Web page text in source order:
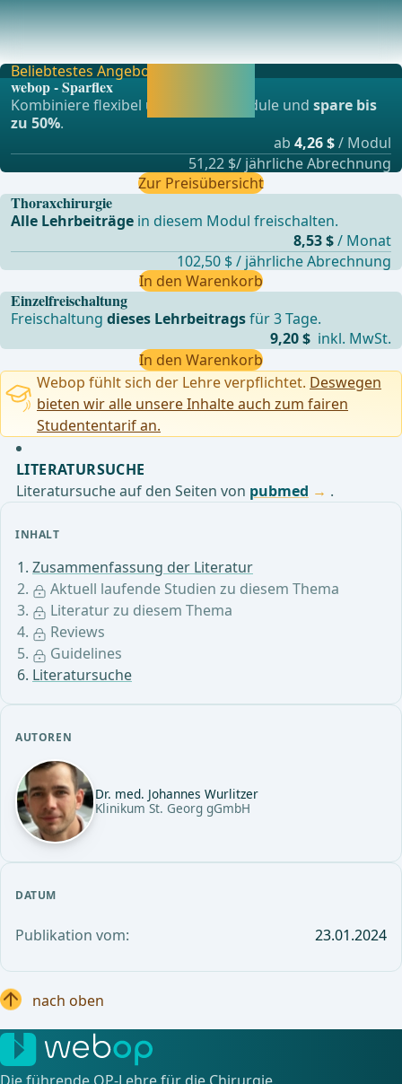
INHALT
Zusammenfassung der Literatur
Aktuell laufende Studien zu diesem Thema
Literatur zu diesem Thema
Reviews
Guidelines
Literatursuche
AUTOREN
Dr. med. Johannes Wurlitzer
Klinikum St. Georg gGmbH
DATUM
Publikation vom: 23.01.2024
... - Operationen aus der Allgemein-, Viszeral- und
Transplationschirurgie, Gefässchirurgie und Th
Einzelfreischaltung
Freischaltungdieses Lehrbeitragsfür 3 Tage.
9,20 $ inkl. MwSt.
In den Warenkorb
Beliebtestes Angebot
webop - Sparflex
Kombiniere flexibel unsere Lernmodule undspare bis
zu 50%.
ab 4,26 $/ Modul
51,22 $/ jährliche Abrechnung
Zur Preisübersicht
Thoraxchirurgie
Alle Lehrbeiträge in diesem Modul freischalten.
8,53 $/ Monat
102,50 $ / jährliche Abrechnung
In den Warenkorb
Webop fühlt sich der Lehre verpflichtet. Deswegen
bieten wir alle unsere Inhalte auch zum fairen
Studententarif an.
LITERATURSUCHE
Literatursuche auf den Seiten von pubmed .
nach oben